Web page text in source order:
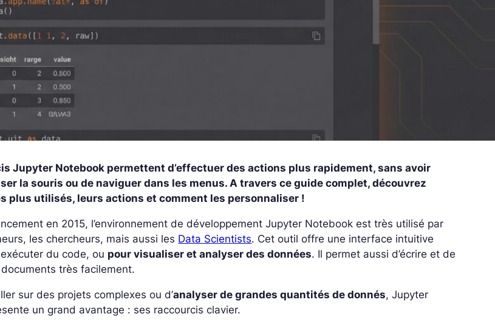
Jupyter Notebook permettent d’effectuer des actions plus rapidement, sans avoir
la souris ou de naviguer dans les menus. A travers ce guide complet, découvrez
plus utilisés, leurs actions et comment les personnaliser !
en 2015, l’environnement de développement Jupyter Notebook est très utilisé par
les chercheurs, mais aussi les Data Scientists. Cet outil offre une interface intuitive
du code, ou pour visualiser et analyser des données. Il permet aussi d’écrire et de
très facilement.
sur des projets complexes ou d’analyser de grandes quantités de donnés, Jupyter
un grand avantage : ses raccourcis clavier.